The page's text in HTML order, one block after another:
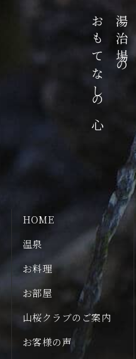
湯治場の
おもてなしの心
HOME
温泉
お料理
お部屋
山桜クラブのご案内
お客様の声